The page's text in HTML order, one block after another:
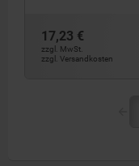
17,23 €
zzgl. MwSt.
zzgl. Versandkosten